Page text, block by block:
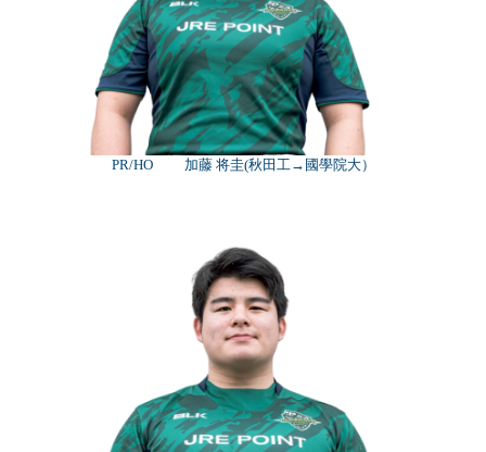
PR/HO 加藤 将圭(秋田工→國學院大）